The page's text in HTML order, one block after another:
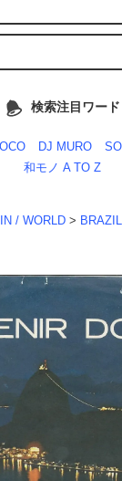
検索注目ワード
DJ MURO
和モノ A TO Z
/ WORLD > BRAZIL